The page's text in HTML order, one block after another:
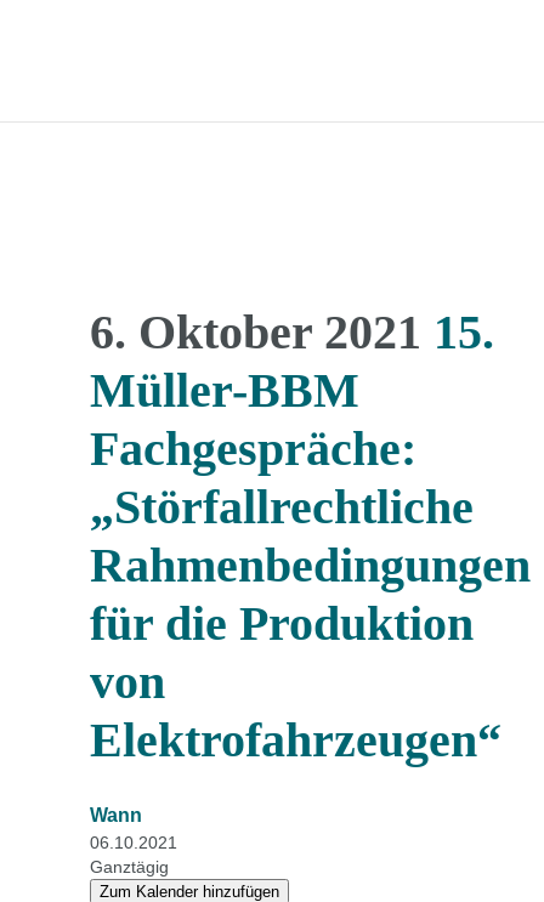
6. Oktober 2021 15.
Müller-BBM
Fachgespräche:
„Störfallrechtliche
Rahmenbedingungen
für die Produktion
von
Elektrofahrzeugen“
Wann
06.10.2021
Ganztägig
Zum Kalender hinzufügen